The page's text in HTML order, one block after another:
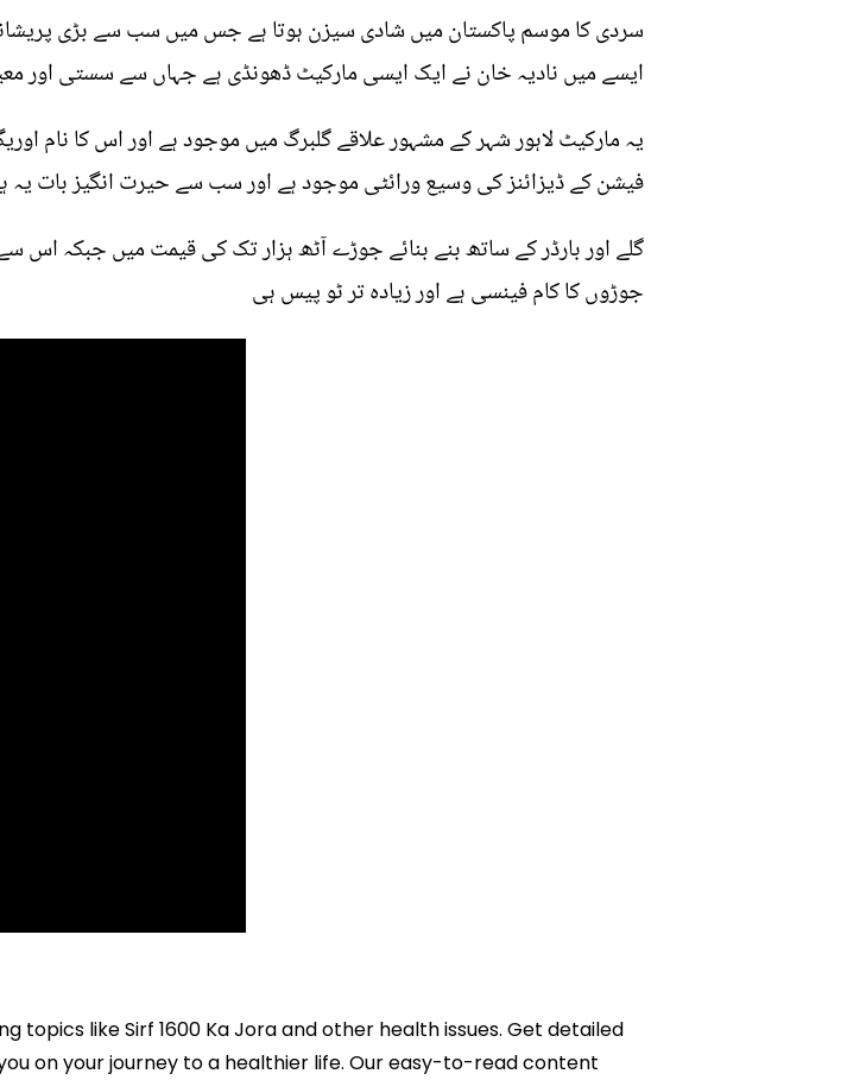
سردی کا موسم پاکستان میں شادی سیزن ہوتا ہے جس میں سب سے بڑی
ایسے میں نادیہ خان نے ایک ایسی مارکیٹ ڈھونڈی ہے جہاں سے سستی اور
یہ مارکیٹ لاہور شہر کے مشہور علاقے گلبرگ میں موجود ہے اور اس کا نام
فیشن کے ڈیزائنز کی وسیع ورائٹی موجود ہے اور سب سے حیرت انگیز بات یہ
جوڑوں کا کام فینسی ہے اور زیادہ تر ٹو پیس ہی
topics like Sirf 1600 Ka Jora and other health issues. Get detailed
on your journey to a healthier life. Our easy-to-read content